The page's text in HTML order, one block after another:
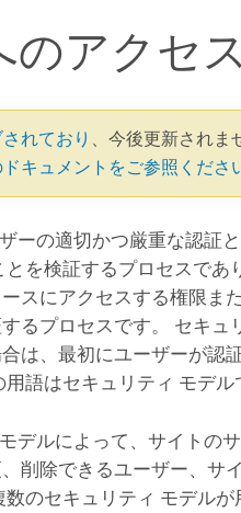
のアクセ
れており 、今後更新されま
キュメントをご参照くださ
ーの適切かつ厳重な認証
を検証するプロセスであ
スにアクセスする権限ま
るプロセスです。 セキュ
は、最初にユーザーが認
語はセキュリティ モデル
デルによって、サイトの
削除できるユーザー、サ
のセキュリティ モデルが